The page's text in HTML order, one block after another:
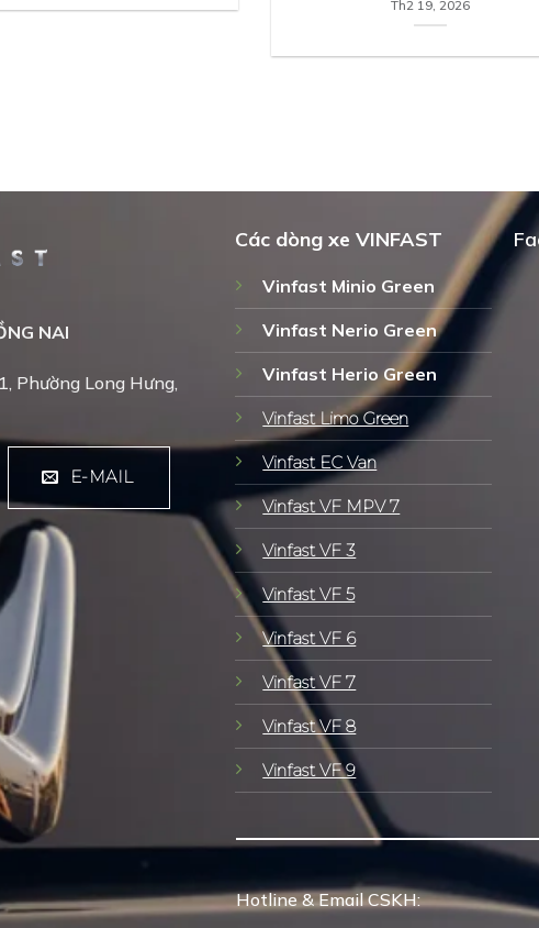
Th2 19, 2026
NAI
Phường Long Hưng,
E-MAIL
Các dòng xe VINFAST
Vinfast Minio Green
Vinfast Nerio Green
Vinfast Herio Green
Vinfast Limo Green
Vinfast EC Van
Vinfast VF MPV 7
Vinfast VF 3
Vinfast VF 5
Vinfast VF 6
Vinfast VF 7
Vinfast VF 8
Vinfast VF 9
Hotline & Email CSKH: